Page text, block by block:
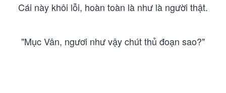
Cái này khôi lỗi, hoàn toàn là như là người thật.
"Mục Vân, ngươi như vậy chút thủ đoạn sao?"